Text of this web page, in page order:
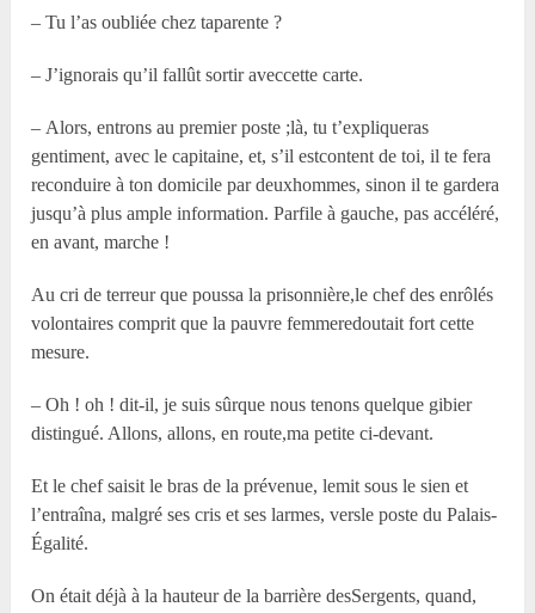
– Tu l’as oubliée chez taparente ?
– J’ignorais qu’il fallût sortir aveccette carte.
– Alors, entrons au premier poste ;là, tu t’expliqueras
gentiment, avec le capitaine, et, s’il estcontent de toi, il te fera
reconduire à ton domicile par deuxhommes, sinon il te gardera
jusqu’à plus ample information. Parfile à gauche, pas accéléré,
en avant, marche !
Au cri de terreur que poussa la prisonnière,le chef des enrôlés
volontaires comprit que la pauvre femmeredoutait fort cette
mesure.
– Oh ! oh ! dit-il, je suis sûrque nous tenons quelque gibier
distingué. Allons, allons, en route,ma petite ci-devant.
Et le chef saisit le bras de la prévenue, lemit sous le sien et
l’entraîna, malgré ses cris et ses larmes, versle poste du Palais-
Égalité.
On était déjà à la hauteur de la barrière desSergents, quand,